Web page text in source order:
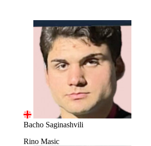
Bacho Saginashvili
Rino Masic